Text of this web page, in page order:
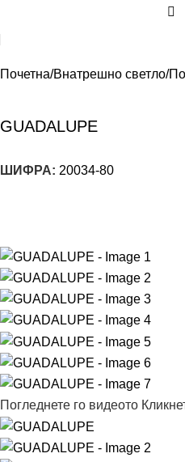
Почетна Внатрешно светло
GUADALUPE
ШИФРА: 20034-80
Погледнете го видеото